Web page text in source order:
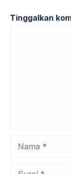
Tinggalkan